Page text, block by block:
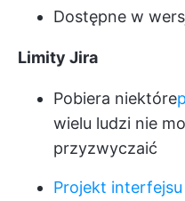
Dostępne w
Limity Jira
Pobiera niektóre
wielu ludzi nie
przyzwyczaić
Projekt